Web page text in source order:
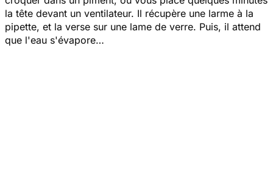
la tête devant un ventilateur. Il récupère une larme à la
pipette, et la verse sur une lame de verre. Puis, il attend
que l'eau s'évapore…